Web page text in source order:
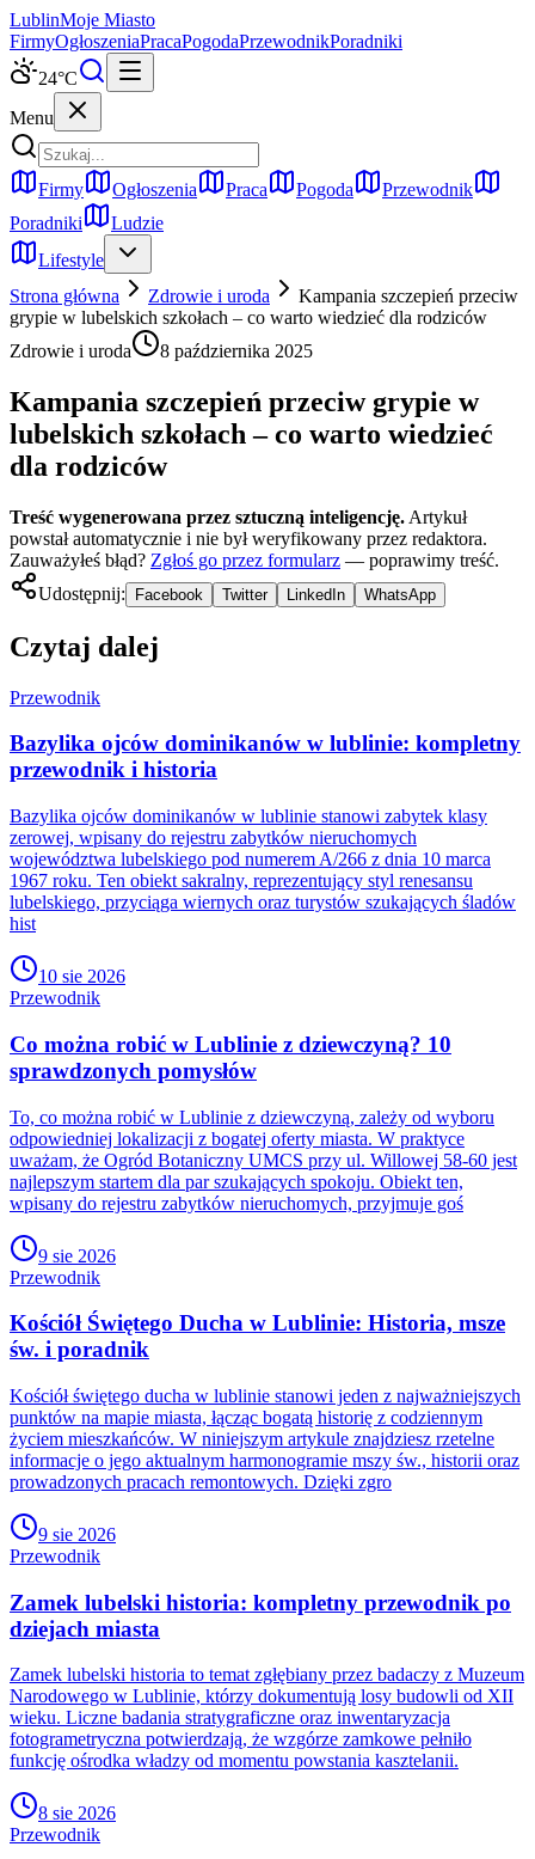
LublinMoje Miasto
FirmyOgłoszeniaPracaPogodaPrzewodnikPoradniki
24°C
Menu
Firmy Ogłoszenia Praca Pogoda
Przewodnik
Poradniki
Ludzie
Lifestyle
Strona główna
Zdrowie i uroda
Kampania szczepień przeciw
grypie w lubelskich szkołach – co warto wiedzieć dla rodziców
Zdrowie i uroda
8 października 2025
Kampania szczepień przeciw grypie w
lubelskich szkołach – co warto wiedzieć
dla rodziców
Treść wygenerowana przez sztuczną inteligencję. Artykuł
powstał automatycznie i nie był weryfikowany przez redaktora.
Zauważyłeś błąd? Zgłoś go przez formularz — poprawimy treść.
Udostępnij:
Facebook Twitter LinkedIn WhatsApp
Czytaj dalej
Przewodnik
Bazylika ojców dominikanów w lublinie: kompletny
przewodnik i historia
Bazylika ojców dominikanów w lublinie stanowi zabytek klasy
zerowej, wpisany do rejestru zabytków nieruchomych
województwa lubelskiego pod numerem A/266 z dnia 10 marca
1967 roku. Ten obiekt sakralny, reprezentujący styl renesansu
lubelskiego, przyciąga wiernych oraz turystów szukających śladów
hist
10 sie 2026
Przewodnik
Co można robić w Lublinie z dziewczyną? 10
sprawdzonych pomysłów
To, co można robić w Lublinie z dziewczyną, zależy od wyboru
odpowiedniej lokalizacji z bogatej oferty miasta. W praktyce
uważam, że Ogród Botaniczny UMCS przy ul. Willowej 58-60 jest
najlepszym startem dla par szukających spokoju. Obiekt ten,
wpisany do rejestru zabytków nieruchomych, przyjmuje goś
9 sie 2026
Przewodnik
Kościół Świętego Ducha w Lublinie: Historia, msze
św. i poradnik
Kościół świętego ducha w lublinie stanowi jeden z najważniejszych
punktów na mapie miasta, łącząc bogatą historię z codziennym
życiem mieszkańców. W niniejszym artykule znajdziesz rzetelne
informacje o jego aktualnym harmonogramie mszy św., historii oraz
prowadzonych pracach remontowych. Dzięki zgro
9 sie 2026
Przewodnik
Zamek lubelski historia: kompletny przewodnik po
dziejach miasta
Zamek lubelski historia to temat zgłębiany przez badaczy z Muzeum
Narodowego w Lublinie, którzy dokumentują losy budowli od XII
wieku. Liczne badania stratygraficzne oraz inwentaryzacja
fotogrametryczna potwierdzają, że wzgórze zamkowe pełniło
funkcję ośrodka władzy od momentu powstania kasztelanii.
8 sie 2026
Przewodnik